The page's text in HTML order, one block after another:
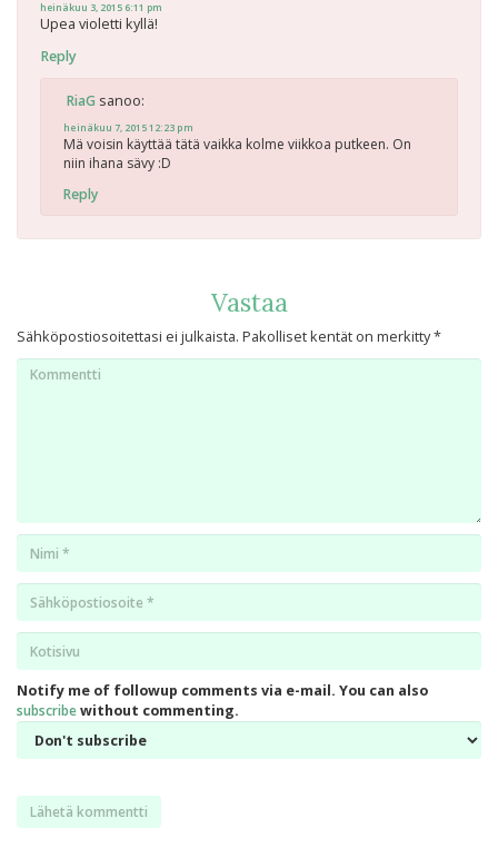
heinäkuu 3, 2015 6:11 pm
Upea violetti kyllä!
Reply
RiaG sanoo:
heinäkuu 7, 2015 12:23 pm
Mä voisin käyttää tätä vaikka kolme viikkoa putkeen. On
niin ihana sävy :D
Reply
Vastaa
Sähköpostiosoitettasi ei julkaista. Pakolliset kentät on merkitty*
Kommentti
Notify me of followup comments via e-mail. You can also
subscribewithout commenting.